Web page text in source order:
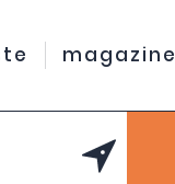
magazine